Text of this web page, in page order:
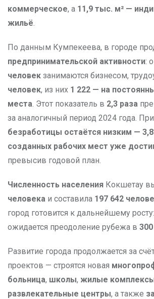
коммерческое, а 11,9 тыс. м² —
жильё.
По данным Кумпекеева, в городе
предпринимательской активности:
человек занимаются бизнесом,
человек, из них 1 222 — на
места. Этот показатель в 2,3 раза
за аналогичный период 2024 года.
безработицы остаётся низким —
созданных рабочих мест уже
превысив годовой план.
Численность населения Кокшетау
человека и составила 197 642
город готовится к дальнейшему
ожидается преодоление рубежа в
Развитие города продолжается за
проектов — строятся новая
больница, школы, жилые
развлекательные центры, а также